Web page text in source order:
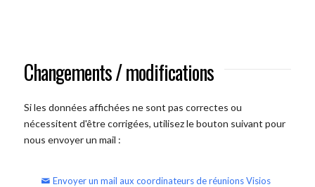
Changements / modifications
Si les données affichées ne sont pas correctes ou
nécessitent d'être corrigées, utilisez le bouton suivant pour
nous envoyer un mail :
Envoyer un mail aux coordinateurs de réunions Visios